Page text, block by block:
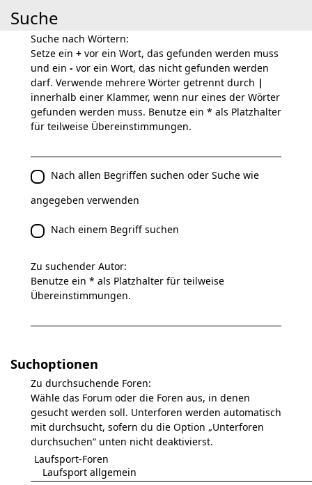
Suche
Suche nach Wörtern:
Setze ein + vor ein Wort, das gefunden werden muss
und ein - vor ein Wort, das nicht gefunden werden
darf. Verwende mehrere Wörter getrennt durch |
innerhalb einer Klammer, wenn nur eines der Wörter
gefunden werden muss. Benutze ein * als Platzhalter
für teilweise Übereinstimmungen.
Nach allen Begriffen suchen oder Suche wie
angegeben verwenden
Nach einem Begriff suchen
Zu suchender Autor:
Benutze ein * als Platzhalter für teilweise
Übereinstimmungen.
Suchoptionen
Zu durchsuchende Foren:
Wähle das Forum oder die Foren aus, in denen
gesucht werden soll. Unterforen werden automatisch
mit durchsucht, sofern du die Option „Unterforen
durchsuchen“ unten nicht deaktivierst.